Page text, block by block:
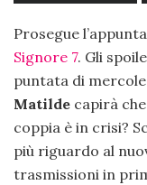
Prosegue
Signore 7. Gli
puntata di
Matilde capirà che
coppia è in crisi?
più riguardo al
trasmissioni in